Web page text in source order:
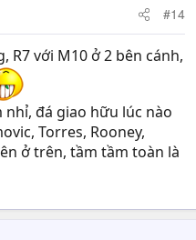
#14
với M10 ở 2 bên cánh,
đá giao hữu lúc nào
Torres, Rooney,
ở trên, tầm tầm toàn là